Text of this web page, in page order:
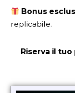
Bonus
replicabile.
Riserva il